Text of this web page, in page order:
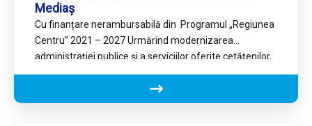
Mediaș
Cu finanțare nerambursabilă din Programul „Regiunea
Centru” 2021 – 2027 Urmărind modernizarea
administrației publice și a serviciilor oferite cetățenilor,
autoritățile publice din municipiul Mediaș au…